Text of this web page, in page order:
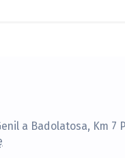
a Badolatosa, Km 7